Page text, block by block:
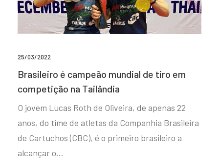
25/03/2022
Brasileiro é campeão mundial de tiro em
competição na Tailândia
O jovem Lucas Roth de Oliveira, de apenas 22
anos, do time de atletas da Companhia Brasileira
de Cartuchos (CBC), é o primeiro brasileiro a
alcançar o…